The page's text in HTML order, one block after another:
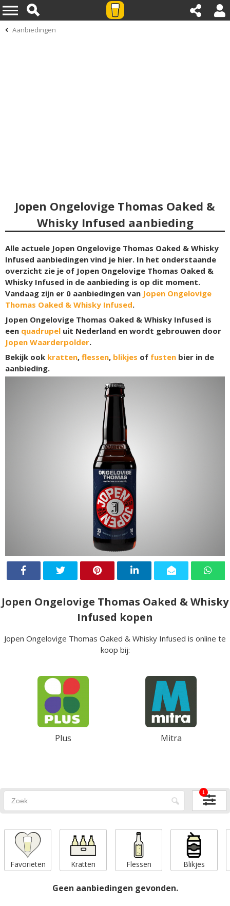
Aanbiedingen
Jopen Ongelovige Thomas Oaked &
Whisky Infused aanbieding
Alle actuele Jopen Ongelovige Thomas Oaked & Whisky
Infused aanbiedingen vind je hier. In het onderstaande
overzicht zie je of Jopen Ongelovige Thomas Oaked &
Whisky Infused in de aanbieding is op dit moment.
Vandaag zijn er 0 aanbiedingen van Jopen Ongelovige
Thomas Oaked & Whisky Infused.
Jopen Ongelovige Thomas Oaked & Whisky Infused is
een quadrupel uit Nederland en wordt gebrouwen door
Jopen Waarderpolder.
Bekijk ook kratten, flessen, blikjes of fusten bier in de
aanbieding.
Jopen Ongelovige Thomas Oaked & Whisky
Infused kopen
Jopen Ongelovige Thomas Oaked & Whisky Infused is online te
koop bij:
Plus Mitra
1
Favorieten Kratten Flessen Blikjes
Geen aanbiedingen gevonden.